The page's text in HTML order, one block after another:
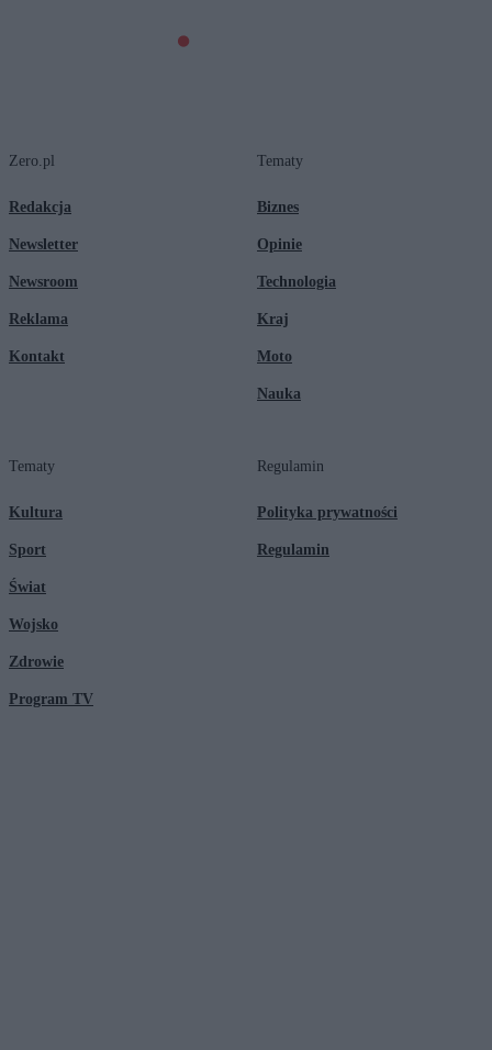
Zero.pl
Redakcja
Newsletter
Newsroom
Reklama
Kontakt
Tematy
Biznes
Opinie
Technologia
Kraj
Moto
Nauka
Tematy
Kultura
Sport
Świat
Wojsko
Zdrowie
Program TV
Regulamin
Polityka prywatności
Regulamin